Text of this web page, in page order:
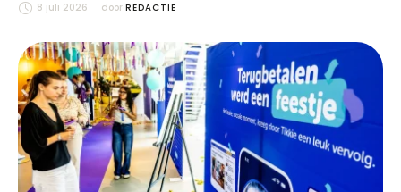
8 juli 2026 door REDACTIE